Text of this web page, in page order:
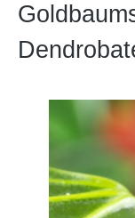
Bildergalerie